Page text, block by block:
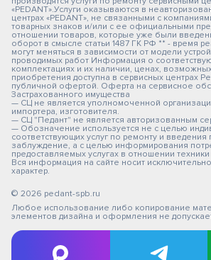
«PEDANT».Услуги оказываются в
центрах «PEDANT», не связанными с
товарных знаков и/или с ее официальными
отношении товаров, которые уже были
оборот в смысле статьи 1487 ГК РФ ** - время
могут меняться в зависимости от модели
проводимых работ Информация о
комплектациях и их наличии, ценах,
приобретения доступна в сервисных центрах
публичной офертой. Оферта на сервисное
Застрахованного имущества
— СЦ не является уполномоченной
импортера, изготовителя.
— СЦ "Педант" не является авторизованным
— Обозначение используется не с целью
соответствующих услуг по ремонту и введения
заблуждение, а с целью информирования
предоставляемых услугах в отношении
Вся информация на сайте носит
характер.
© 2026 pedant-spb.ru
Любое использование либо копирование
элементов дизайна и оформления не